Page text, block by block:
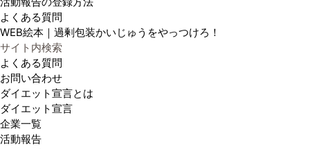
よくある質問
WEB絵本｜過剰包装かいじゅうをやっつけろ！
サイト内検索
よくある質問
お問い合わせ
ダイエット宣言とは
ダイエット宣言
企業一覧
活動報告